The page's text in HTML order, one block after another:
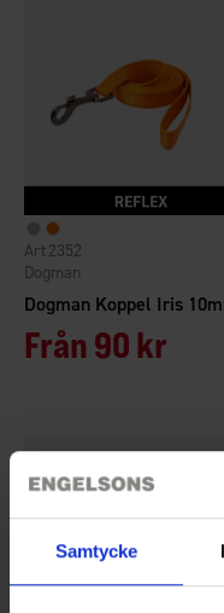
Samtycke
Dogman Koppel Iris
Dogman
2352
Från90 kr